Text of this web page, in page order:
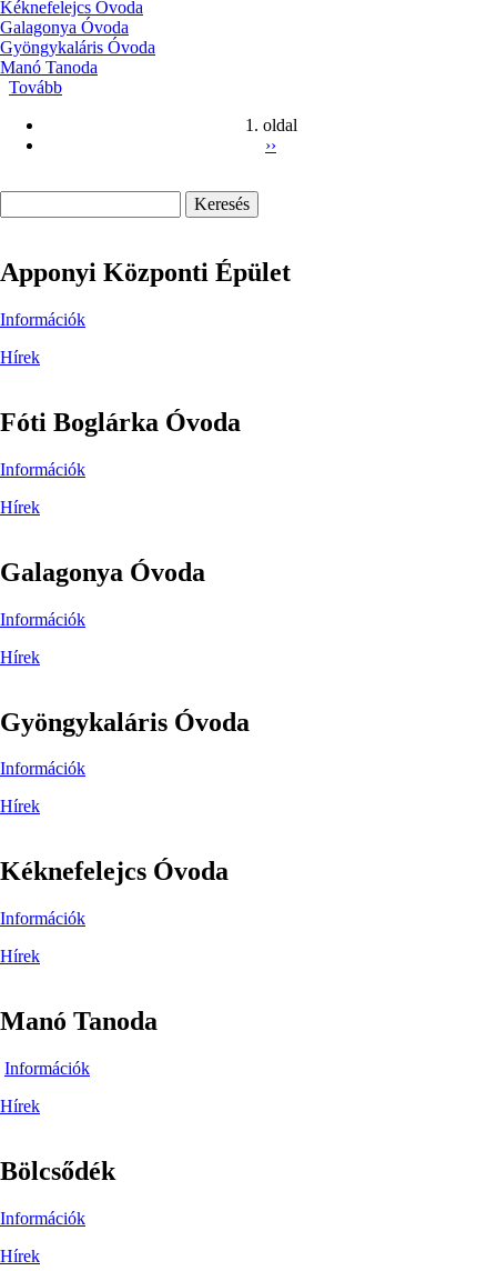
Kéknefelejcs Óvoda
Galagonya Óvoda
Gyöngykaláris Óvoda
Manó Tanoda
Tovább
nevelési
Oldalszámozás
1. oldal
Következő
››
Apponyi Központi Épület
Információk
Hírek
Fóti Boglárka Óvoda
Információk
Hírek
Galagonya Óvoda
Információk
Hírek
Gyöngykaláris Óvoda
Információk
Hírek
Kéknefelejcs Óvoda
Információk
Hírek
Manó Tanoda
Információk
Hírek
Bölcsődék
Információk
Hírek